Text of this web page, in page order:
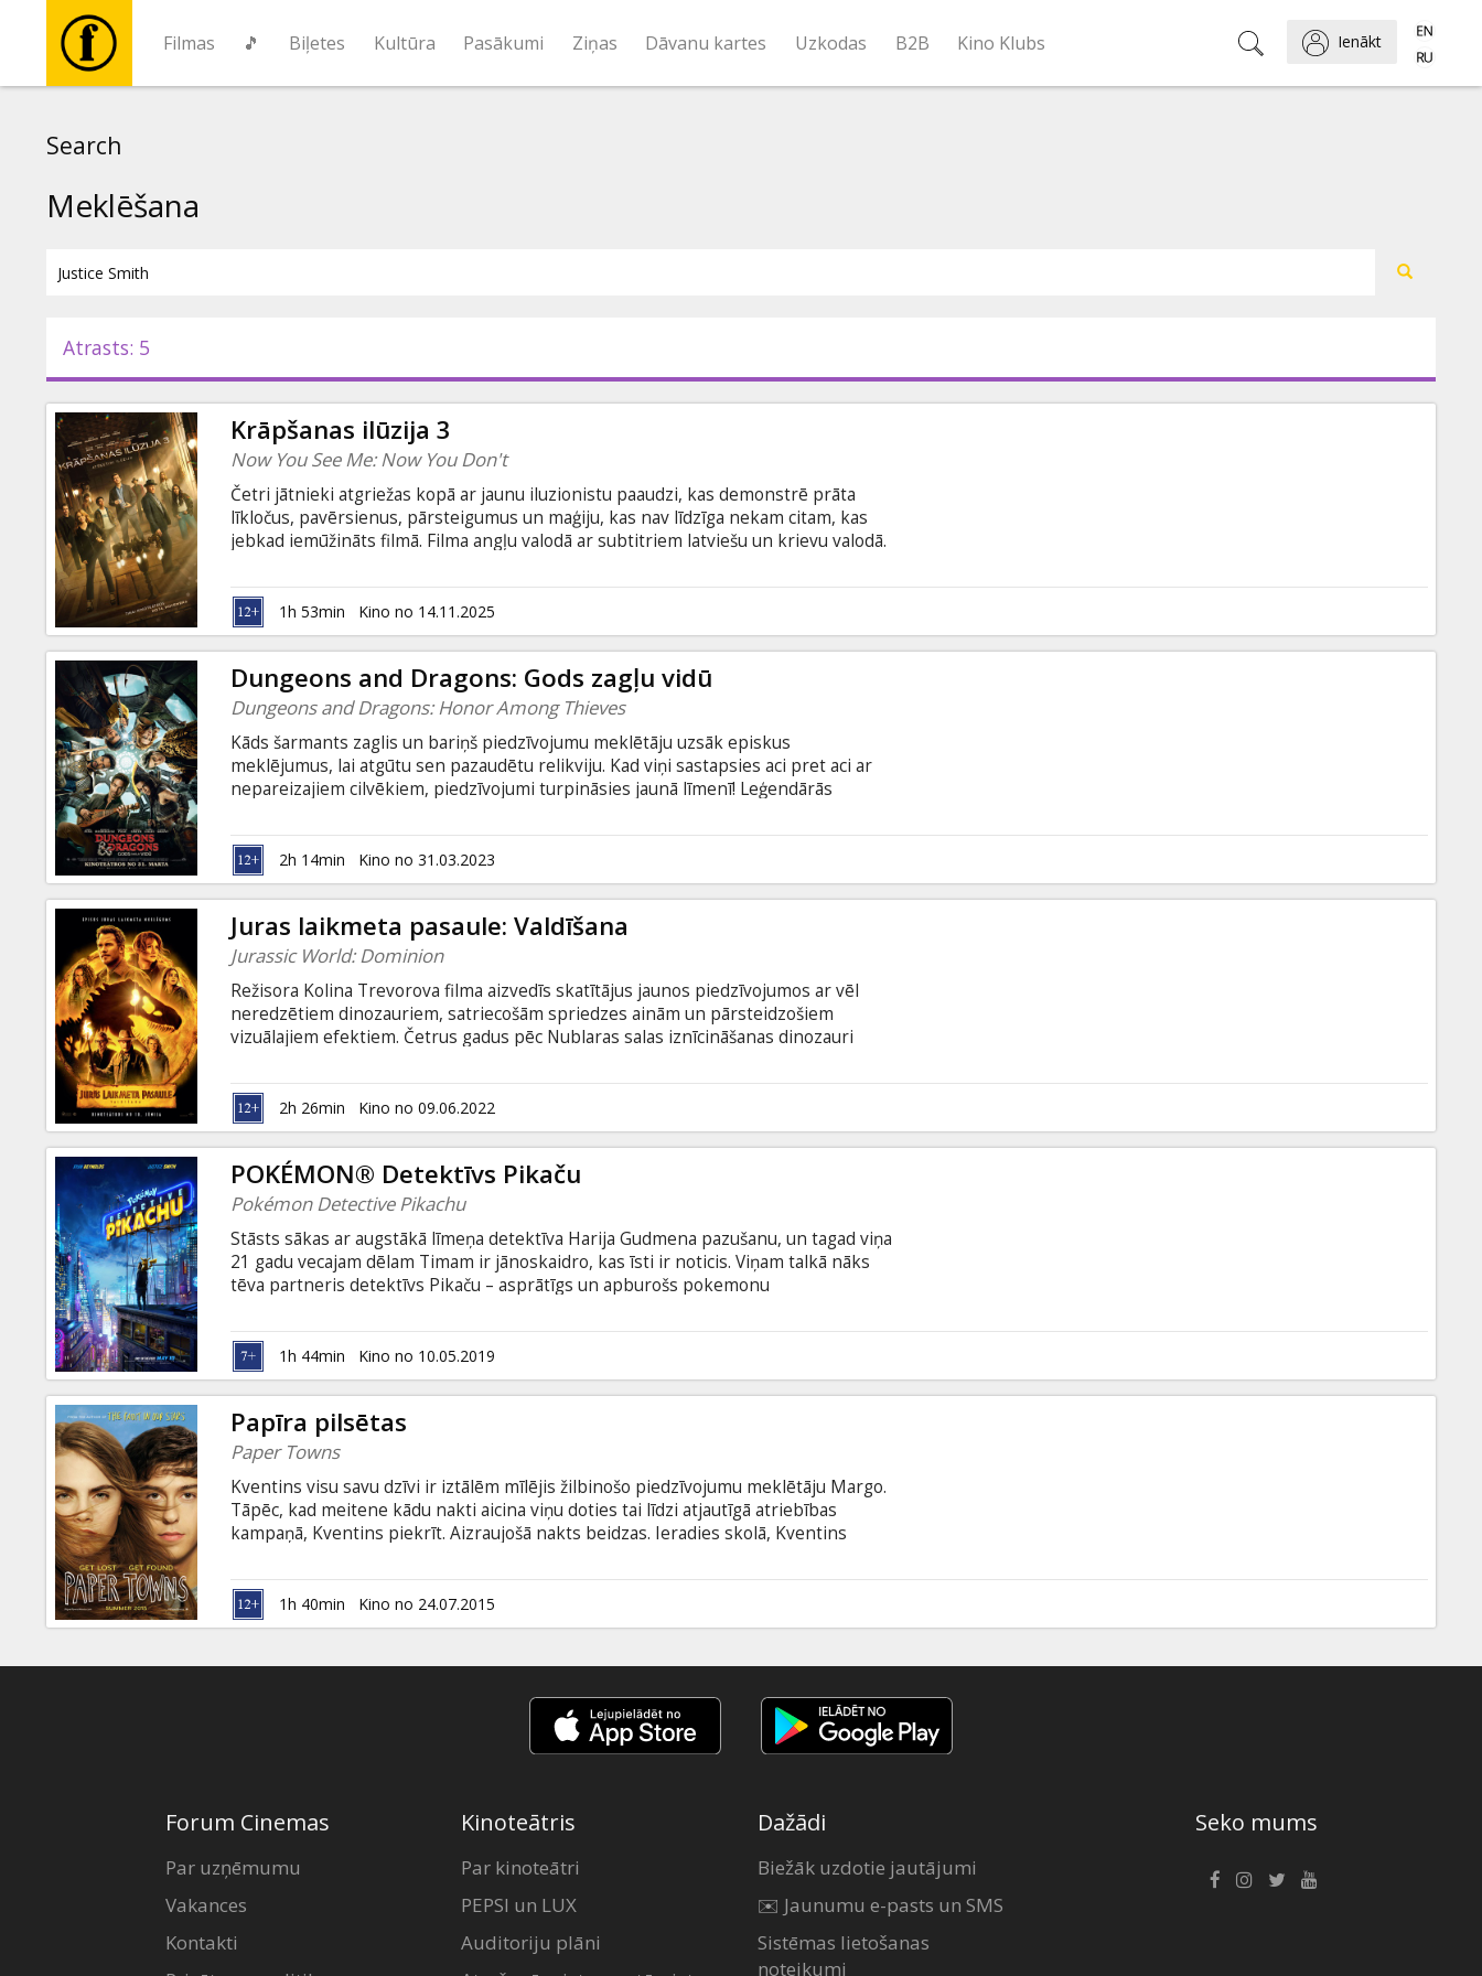
Filmas 🎵 Biļetes Kultūra Pasākumi Ziņas Dāvanu kartes Uzkodas B2B Kino Klubs Ienākt
Pasākumi
Ziņas
Dāvanu
kartes
Uzkodas
B2B
Kino
Klubs
Search
Meklēšana
Atrasts: 5
Krāpšanas ilūzija 3
Now You See Me: Now You Don't
Četri jātnieki atgriežas kopā ar jaunu iluzionistu paaudzi, kas demonstrē prāta
līkločus, pavērsienus, pārsteigumus un maģiju, kas nav līdzīga nekam citam, kas
jebkad iemūžināts filmā. Filma angļu valodā ar subtitriem latviešu un krievu valodā.
1h 53min Kino no 14.11.2025
Dungeons and Dragons: Gods zagļu vidū
Dungeons and Dragons: Honor Among Thieves
Kāds šarmants zaglis un bariņš piedzīvojumu meklētāju uzsāk episkus
meklējumus, lai atgūtu sen pazaudētu relikviju. Kad viņi sastapsies aci pret aci ar
nepareizajiem cilvēkiem, piedzīvojumi turpināsies jaunā līmenī! Leģendārās
kinoteātros – jautrā un enerģijas pilnā piedzīvojumu filmā “Dungeons&Dragons:
Gods zagļu vidū”! Filma angļu valodā ar subtitriem latviešu un krievu valodā.
2h 14min Kino no 31.03.2023
Juras laikmeta pasaule: Valdīšana
Jurassic World: Dominion
Režisora Kolina Trevorova filma aizvedīs skatītājus jaunos piedzīvojumos ar vēl
neredzētiem dinozauriem, satriecošām spriedzes ainām un pārsteidzošiem
vizuālajiem efektiem. Četrus gadus pēc Nublaras salas iznīcināšanas dinozauri
trauslu līdzsvaru šādai mierīgai līdzās pastāvēšanai. Taču cik ilgi cilvēcei vēl būs
lemts valdīt uz zemes, atrodoties aci pret aci ar pašiem biedējošākajiem
radījumiem pasaules vēsturē? Filma angļu valodā ar subtitriem latviešu un krievu
valodā.
2h 26min Kino no 09.06.2022
POKÉMON® Detektīvs Pikaču
Pokémon Detective Pikachu
Stāsts sākas ar augstākā līmeņa detektīva Harija Gudmena pazušanu, un tagad viņa
21 gadu vecajam dēlam Timam ir jānoskaidro, kas īsti ir noticis. Viņam talkā nāks
tēva partneris detektīvs Pikaču – asprātīgs un apburošs pokemonu
veidā spēj sazināties viens ar otru, Tims un Pikaču apvienos spēkus, lai izmeklētu
noslēpumaino pazušanas gadījumu, un atklās briesmīgu sazvērestību, kas var
apdraudēt visu pokemonu pasauli. Filma angļu valodā ar subtitriem latviešu un
krievu valodā.
1h 44min Kino no 10.05.2019
Papīra pilsētas
Paper Towns
Kventins visu savu dzīvi ir iztālēm mīlējis žilbinošo piedzīvojumu meklētāju Margo.
Tāpēc, kad meitene kādu nakti aicina viņu doties tai līdzi atjautīgā atriebības
kampaņā, Kventins piekrīt. Aizraujošā nakts beidzas. Ieradies skolā, Kventins
norādes, kas puisi mudina uzsākt neparastus un varbūt pat bīstamus meklējumus.
Jo tuvāk patiesībai viņš nonāk, jo skaidrāk saprot, ka īsto Margo līdz šim nemaz
nav pazinis. Filma angļu valodā ar subtitriem latviešu un krievu valodā.
1h 40min Kino no 24.07.2015
Forum Cinemas
Par uzņēmumu
Vakances
Kontakti
Kinoteātris
Par kinoteātri
PEPSI un LUX
Auditoriju plāni
Dažādi
Biežāk uzdotie jautājumi
✉️ Jaunumu e-pasts un SMS
Sistēmas lietošanas
noteikumi
Seko mums